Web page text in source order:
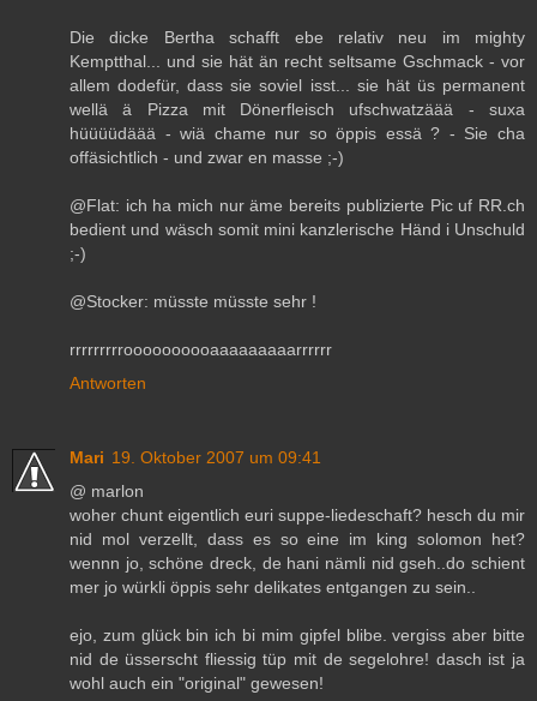
Die dicke Bertha schafft ebe relativ neu im mighty
Kemptthal... und sie hät än recht seltsame Gschmack - vor
allem dodefür, dass sie soviel isst... sie hät üs permanent
wellä ä Pizza mit Dönerfleisch ufschwatzäää - suxa
hüüüüdäää - wiä chame nur so öppis essä ? - Sie cha
offäsichtlich - und zwar en masse ;-)
@Flat: ich ha mich nur äme bereits publizierte Pic uf RR.ch
bedient und wäsch somit mini kanzlerische Händ i Unschuld
;-)
@Stocker: müsste müsste sehr !
rrrrrrrrroooooooooaaaaaaaaarrrrrr
Antworten
Mari 19. Oktober 2007 um 09:41
@ marlon
woher chunt eigentlich euri suppe-liedeschaft? hesch du mir
nid mol verzellt, dass es so eine im king solomon het?
wennn jo, schöne dreck, de hani nämli nid gseh..do schient
mer jo würkli öppis sehr delikates entgangen zu sein..
ejo, zum glück bin ich bi mim gipfel blibe. vergiss aber bitte
nid de üsserscht fliessig tüp mit de segelohre! dasch ist ja
wohl auch ein "original" gewesen!